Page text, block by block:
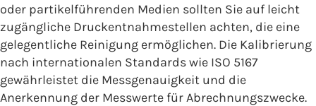
oder partikelführenden Medien sollten Sie auf leicht
zugängliche Druckentnahmestellen achten, die eine
gelegentliche Reinigung ermöglichen. Die Kalibrierung
nach internationalen Standards wie ISO 5167
gewährleistet die Messgenauigkeit und die
Anerkennung der Messwerte für Abrechnungszwecke.